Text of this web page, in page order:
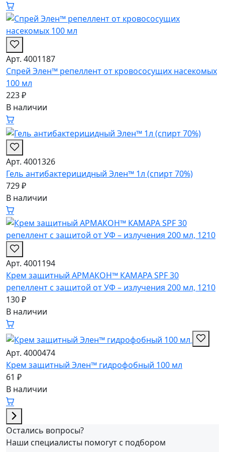
Арт. 4001187
Спрей Элен™ репеллент от кровососущих насекомых
100 мл
223 ₽
В наличии
Арт. 4001326
Гель антибактерицидный Элен™ 1л (спирт 70%)
729 ₽
В наличии
Арт. 4001194
Крем защитный АРМАКОН™ КАМАРА SPF 30
репеллент с защитой от УФ – излучения 200 мл, 1210
130 ₽
В наличии
Арт. 4000474
Крем защитный Элен™ гидрофобный 100 мл
61 ₽
В наличии
Остались вопросы?
Наши специалисты помогут с подбором